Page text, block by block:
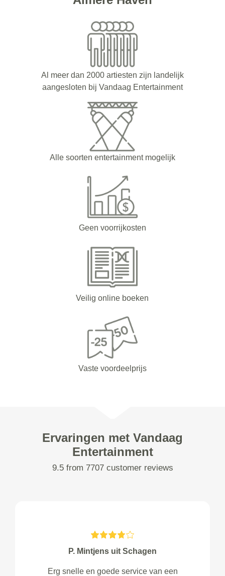
Al meer dan 2000 artiesten zijn landelijk
aangesloten bij Vandaag Entertainment
Alle soorten entertainment mogelijk
Geen voorrijkosten
Veilig online boeken
Vaste voordeelprijs
Ervaringen met Vandaag
Entertainment
9.5 from 7707 customer reviews
P. Mintjens uit Schagen
Erg snelle en goede service van een